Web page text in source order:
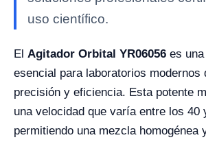
uso científico.
El Agitador Orbital YR06056 es
esencial para laboratorios modernos
precisión y eficiencia. Esta potente
una velocidad que varía entre los 40
permitiendo una mezcla homogénea